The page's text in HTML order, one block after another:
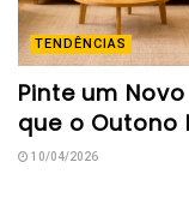
TENDÊNCIAS
Pinte um
que o Outono
10/04/2026